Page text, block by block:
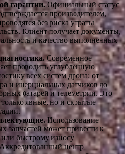
гарантии.Официальный статус
производителем,
без риска утраты
Клиент получает документы,
и качество выполненных
Современное
проводить углублённую
всех систем дрона: от
и инерциальных датчиков до
батарей и телеметрии. Это
явные, но и скрытые
Использование
запчастей может привести к
или быстрому износу
центр